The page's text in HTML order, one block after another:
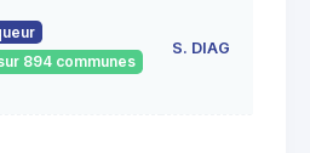
894 communes
S. DIAG